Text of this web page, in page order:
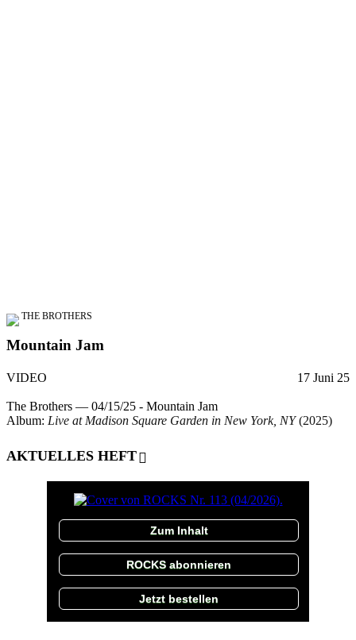
THE BROTHERS
Mountain Jam
VIDEO 17 Juni 25
The Brothers — 04/15/25 - Mountain Jam
Album: Live at Madison Square Garden in New York, NY(2025)
AKTUELLES HEFT
Zum Inhalt
ROCKS abonnieren
Jetzt bestellen